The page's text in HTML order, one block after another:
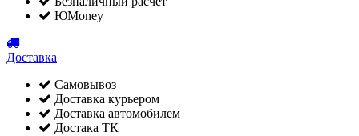
ЮMoney
Доставка
Самовывоз
Доставка курьером
Доставка автомобилем
Достака ТК